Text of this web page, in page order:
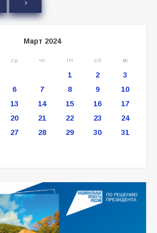
Март 2024
Ср Чт Пт Сб Вс
1 2
3
6 7 8 9
10
13 14 15 16
17
20 21 22 23
24
27 28 29 30 31